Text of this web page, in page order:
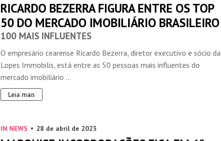
RICARDO BEZERRA FIGURA ENTRE OS TOP
50 DO MERCADO IMOBILIÁRIO BRASILEIRO
100 MAIS INFLUENTES
O empresário cearense Ricardo Bezerra, diretor executivo e sócio da
Lopes Immobilis, está entre as 50 pessoas mais influentes do
mercado imobiliário ...
Leia mais
IN NEWS 28 de abril de 2023